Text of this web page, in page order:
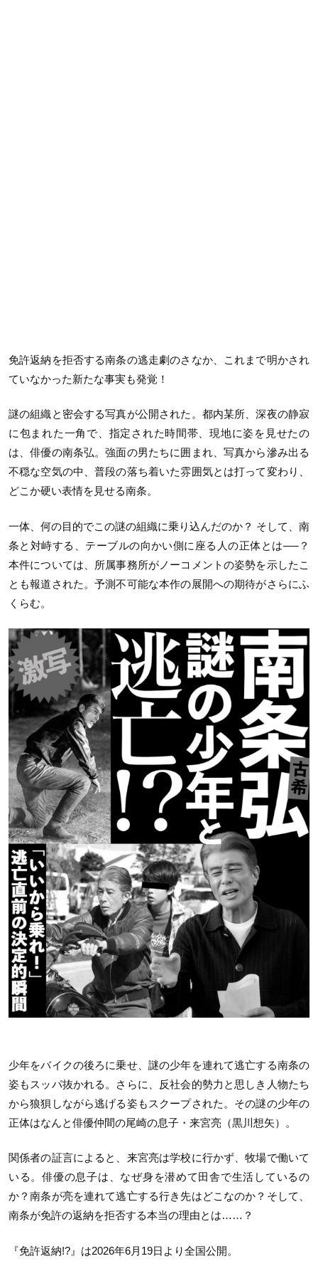
免許返納を拒否する南条の逃走劇のさなか、これまで明かされ
ていなかった新たな事実も発覚！
謎の組織と密会する写真が公開された。都内某所、深夜の静寂
に包まれた一角で、指定された時間帯、現地に姿を見せたの
は、俳優の南条弘。強面の男たちに囲まれ、写真から滲み出る
不穏な空気の中、普段の落ち着いた雰囲気とは打って変わり、
どこか硬い表情を見せる南条。
一体、何の目的でこの謎の組織に乗り込んだのか？ そして、南
条と対峙する、テーブルの向かい側に座る人の正体とは──？
本件については、所属事務所がノーコメントの姿勢を示したこ
とも報道された。予測不可能な本作の展開への期待がさらにふ
くらむ。
少年をバイクの後ろに乗せ、謎の少年を連れて逃亡する南条の
姿もスッパ抜かれる。さらに、反社会的勢力と思しき人物たち
から狼狽しながら逃げる姿もスクープされた。その謎の少年の
正体はなんと俳優仲間の尾崎の息子・来宮亮（黒川想矢）。
関係者の証言によると、来宮亮は学校に行かず、牧場で働いて
いる。俳優の息子は、なぜ身を潜めて田舎で生活しているの
か？南条が亮を連れて逃亡する行き先はどこなのか？そして、
南条が免許の返納を拒否する本当の理由とは……？
『免許返納!?』は2026年6月19日より全国公開。